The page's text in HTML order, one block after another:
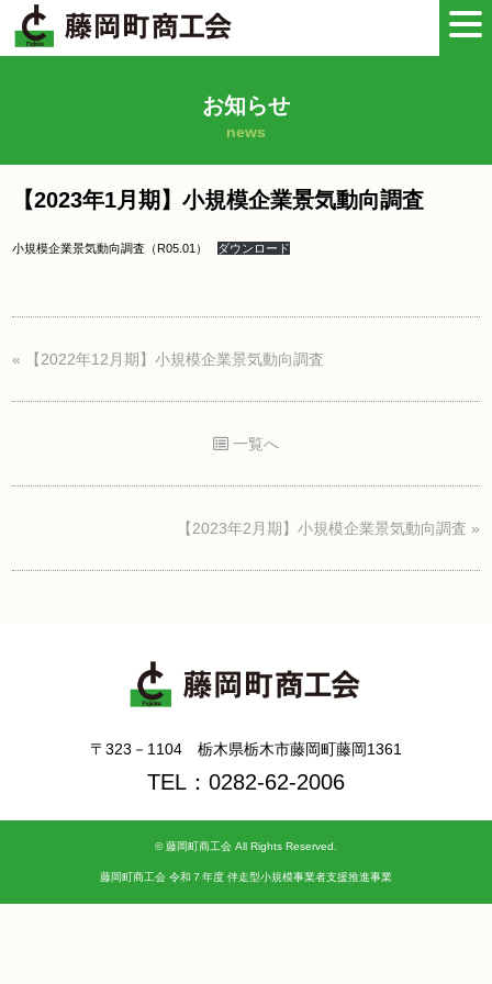
お知らせ
news
【2023年1月期】小規模企業景気動向調査
小規模企業景気動向調査（R05.01） ダウンロード
« 【2022年12月期】小規模企業景気動向調査
一覧へ
【2023年2月期】小規模企業景気動向調査 »
〒323－1104 栃木県栃木市藤岡町藤岡1361
TEL：0282-62-2006
©藤岡町商工会 All Rights Reserved.
藤岡町商工会 令和７年度 伴走型小規模事業者支援推進事業